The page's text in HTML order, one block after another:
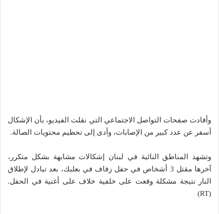
وأفادت صفحات التواصل الاجتماعي التي نقلت الفيديو، بأن الإشكال
أسفر عن عدد كبير من الإصابات، وأدى إلى تحطيم محتويات الصالة.
وتشهد المناطق النائية في لبنان إشكالات مشابهة بشكل متكرر،
آخرها مقتل 3 أشخاص في حفل زفاف في بعلبك، بعد تبادل لإطلاق
النار نتيجة مشكلة وقعت على خلفية خلاف على أغنية في الحفل.
(RT)